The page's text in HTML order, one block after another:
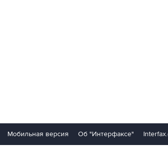
Мобильная версия Об "Интерфаксе"